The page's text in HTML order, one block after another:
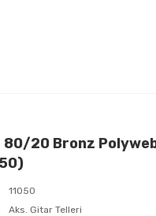
80/20 Bronz
11050
Aks. Gitar Telleri